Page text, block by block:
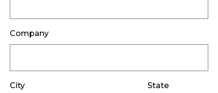
Company
City State